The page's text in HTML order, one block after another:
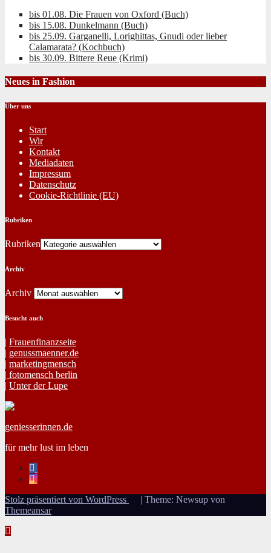
bis 01.08. Die Frauen von Oxford (Buch)
bis 15.08. Dunkelmann (Buch)
bis 25.09. Garganelli, Lorighittas, Gnudi oder lieber
Calamarata? (Kochbuch)
bis 30.09. Bittere Reue (Krimi)
Neues in Fashion
Über uns
Start
Wir
Kontakt
Mediadaten
Impressum
Datenschutz
Cookie-Richtlinie (EU)
Rubriken
Rubriken
Archiv
Archiv
Besucht auch
| Frauen­fi­nanz­seite
| genussmaenner.de
| mar­ket­ing­men­sch
| fotomen­sch berlin
| Unter der Lupe
geniesserinnen.de
für mehr lust im leben
Stolz präsentiert von WordPress | Theme: Newsup von
Themeansar